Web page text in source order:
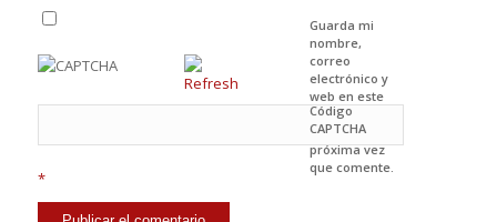
Guarda mi
nombre,
correo
electrónico y
web en este
navegador
para la
próxima vez
que comente.
Código
CAPTCHA
*